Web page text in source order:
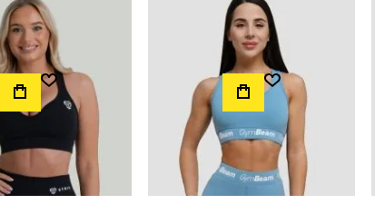
Додати до Списку Бажань Додати до Списку Бажань